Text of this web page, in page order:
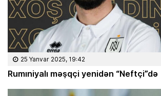
25 Yanvar 2025, 19:42
Rumıniyalı məşqçi yenidən “Neftçi”də